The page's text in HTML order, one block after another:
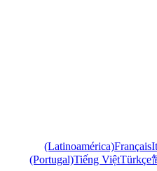
(Latinoamérica)Français
(Portugal)Tiếng ViệtTürkçe